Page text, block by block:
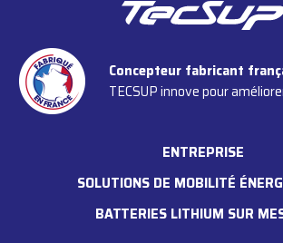
Concepteur fabricant
TECSUP innove pour
ENTREPRISE
SOLUTIONS DE MOBILITÉ
BATTERIES LITHIUM SUR